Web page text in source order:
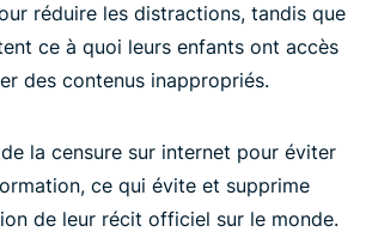
réduire les distractions, tandis que
ce à quoi leurs enfants ont accès
des contenus inappropriés.
la censure sur internet pour éviter
ce qui évite et supprime
de leur récit officiel sur le monde.